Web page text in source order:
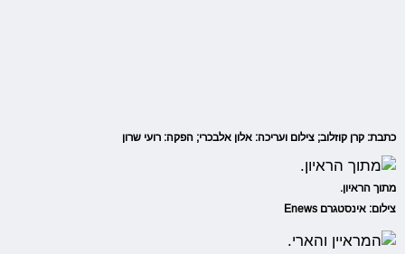
כתבת: קרן קוזלוב; צילום ועריכה: אלון אלבכרי; הפקה: רועי שרון
מתוך הראיון.
צילום: אינסטגרם Enews